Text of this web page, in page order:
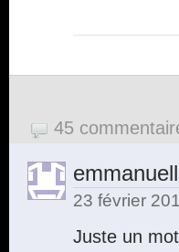
45
23 février
Juste un